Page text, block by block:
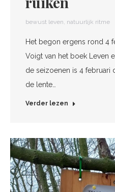
bewust leven, natuurlijk ritme
Het begon ergens rond 4
Voigt van het boek Leven
de seizoenen is 4 februari
de lente…
Verder lezen